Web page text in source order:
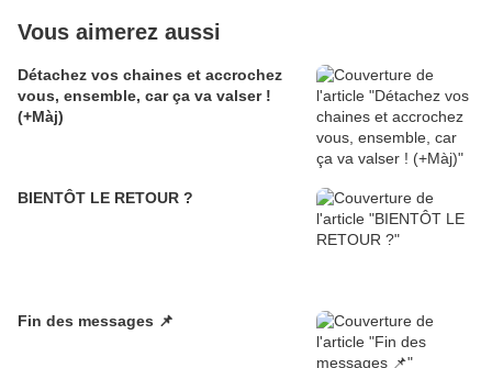
Vous aimerez aussi
Détachez vos chaines et accrochez
vous, ensemble, car ça va valser !
(+Màj)
BIENTÔT LE RETOUR ?
Fin des messages 📌